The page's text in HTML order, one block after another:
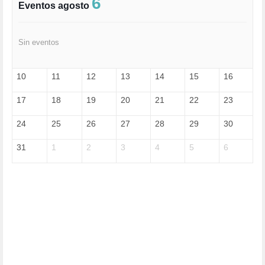
FELICIDAD (1)
FRANCISCO (5)
GUERRA (133)
HUMOR (1)
IA (1)
INMIGRACIÓN (144)
Eventos agosto
Sin eventos
10 11 12 13 14 15 16
17 18 19 20 21 22 23
24 25 26 27 28 29 30
31 1 2 3 4 5 6